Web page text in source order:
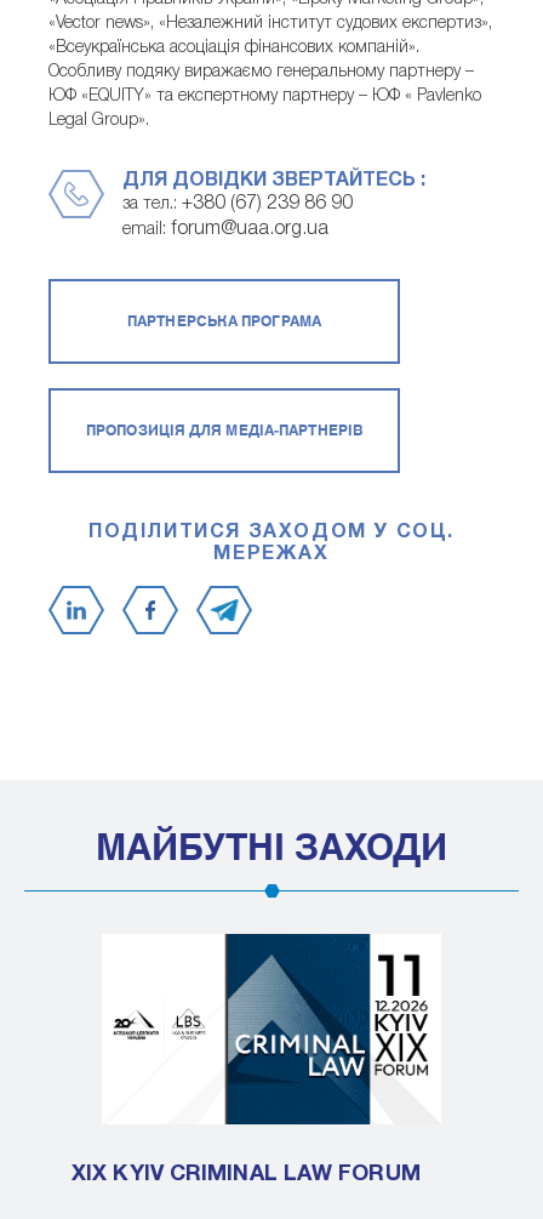
«Vector news», «Незалежний інститут судових експертиз»,
«Всеукраїнська асоціація фінансових компаній».
Особливу подяку виражаємо генеральному партнеру –
ЮФ «EQUITY» та експертному партнеру – ЮФ « Pavlenko
Legal Group».
ДЛЯ ДОВІДКИ ЗВЕРТАЙТЕСЬ :
за тел.: +380 (67) 239 86 90
email: forum@uaa.org.ua
ПАРТНЕРСЬКА ПРОГРАМА
ПРОПОЗИЦІЯ ДЛЯ МЕДІА-ПАРТНЕРІВ
ПОДІЛИТИСЯ ЗАХОДОМ У СОЦ.
МЕРЕЖАХ
МАЙБУТНІ ЗАХОДИ
XIX KYIV CRIMINAL LAW FORUM